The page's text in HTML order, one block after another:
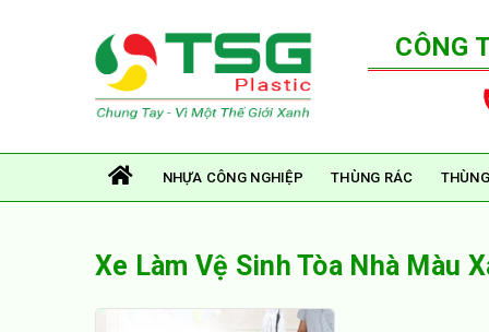
CÔNG
NHỰA CÔNG NGHIỆP THÙNG RÁC
Xe Làm Vệ Sinh Tòa Nhà Màu